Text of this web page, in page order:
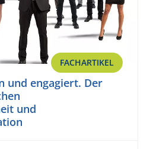
FACHARTIKEL
und engagiert. Der
und